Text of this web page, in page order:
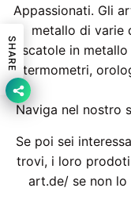
Appassionati. Gli
metallo di varie
scatole in
termometri,
Naviga nel nostro
Se poi sei
trovi, i loro
art.de/ se non lo
SHARE